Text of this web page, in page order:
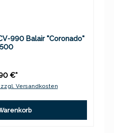
990 Balair "Coronado"
€*
Versandkosten